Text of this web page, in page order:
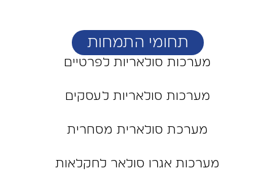
תחומי התמחות
מערכות סולאריות לפרטיים
מערכות סולאריות לעסקים
מערכת סולארית מסחרית
מערכות אגרו סולאר לחקלאות